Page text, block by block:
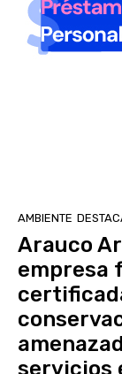
AMBIENTE
Arauco
empresa